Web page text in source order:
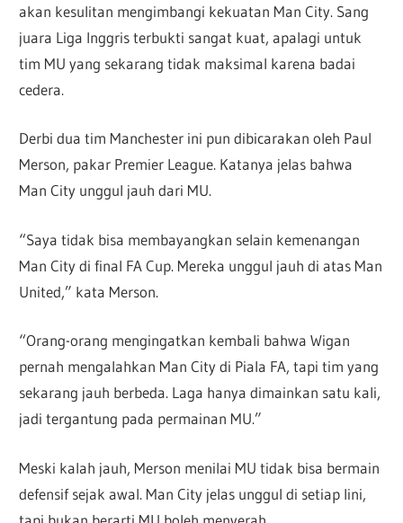
akan kesulitan mengimbangi kekuatan Man City. Sang
juara Liga Inggris terbukti sangat kuat, apalagi untuk
tim MU yang sekarang tidak maksimal karena badai
cedera.
Derbi dua tim Manchester ini pun dibicarakan oleh Paul
Merson, pakar Premier League. Katanya jelas bahwa
Man City unggul jauh dari MU.
“Saya tidak bisa membayangkan selain kemenangan
Man City di final FA Cup. Mereka unggul jauh di atas Man
United,” kata Merson.
“Orang-orang mengingatkan kembali bahwa Wigan
pernah mengalahkan Man City di Piala FA, tapi tim yang
sekarang jauh berbeda. Laga hanya dimainkan satu kali,
jadi tergantung pada permainan MU.”
Meski kalah jauh, Merson menilai MU tidak bisa bermain
defensif sejak awal. Man City jelas unggul di setiap lini,